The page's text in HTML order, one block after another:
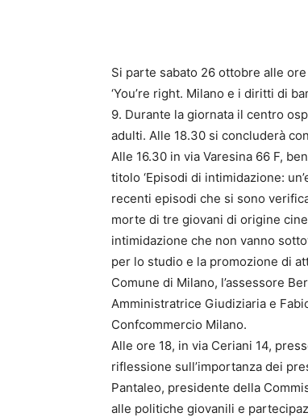
Si parte sabato 26 ottobre alle
‘You’re right. Milano e i diritti di
9. Durante la giornata il centro
adulti. Alle 18.30 si concluderà
Alle 16.30 in via Varesina 66 F,
titolo ‘Episodi di intimidazione:
recenti episodi che si sono
morte di tre giovani di origine
intimidazione che non vanno
per lo studio e la promozione di
Comune di Milano, l’assessore
Amministratrice Giudiziaria e
Confcommercio Milano.
Alle ore 18, in via Ceriani 14,
riflessione sull’importanza dei
Pantaleo, presidente della
alle politiche giovanili e